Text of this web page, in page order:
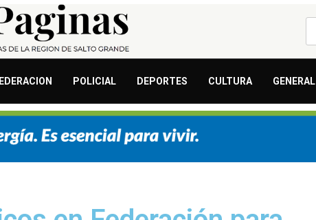
POLICIAL DEPORTES CULTURA GENERAL